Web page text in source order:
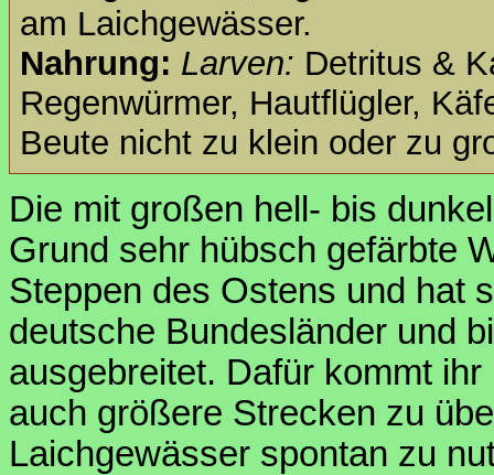
am Laichgewässer.
Nahrung: Larven: Detritus &
Regenwürmer, Hautflügler,
Beute nicht zu klein oder zu
Die mit großen hell- bis
Grund sehr hübsch gefärbte
Steppen des Ostens und hat
deutsche Bundesländer und
ausgebreitet. Dafür kommt
auch größere Strecken zu
Laichgewässer spontan zu